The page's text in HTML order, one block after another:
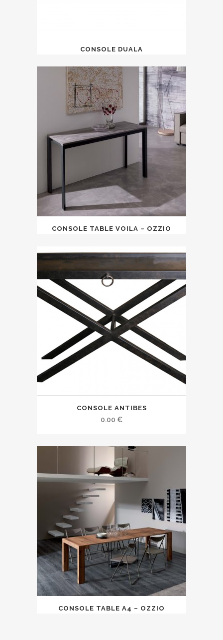
CONSOLE DUALA
CONSOLE TABLE VOILA – OZZIO
CONSOLE ANTIBES
0.00 €
CONSOLE TABLE A4 – OZZIO